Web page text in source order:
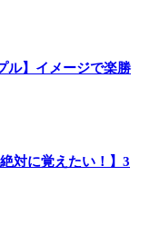
ル】イメージで楽勝
対に覚えたい！】3